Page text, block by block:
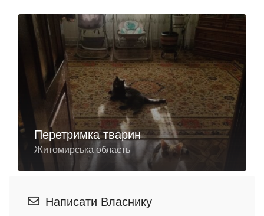
Перетримка тварин
Житомирська область
Написати Власнику